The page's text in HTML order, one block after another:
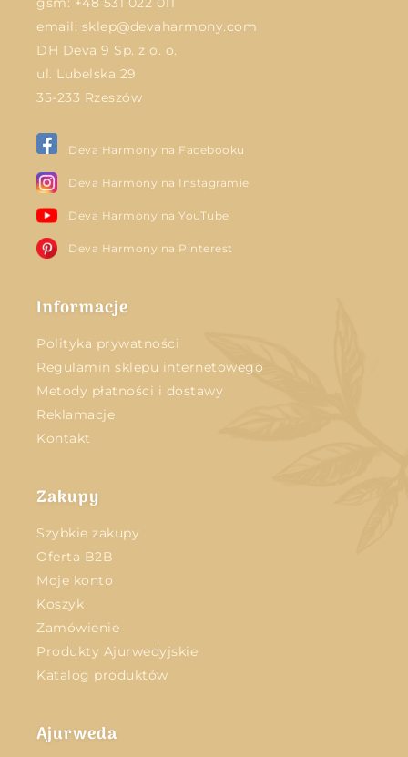
email: sklep@devaharmony.com
DH Deva 9 Sp. z o. o.
ul. Lubelska 29
35-233 Rzeszów
Deva Harmony na Facebooku
Deva Harmony na Instagramie
Deva Harmony na YouTube
Deva Harmony na Pinterest
Informacje
Polityka prywatności
Regulamin sklepu internetowego
Metody płatności i dostawy
Reklamacje
Kontakt
Zakupy
Szybkie zakupy
Oferta B2B
Moje konto
Koszyk
Zamówienie
Produkty Ajurwedyjskie
Katalog produktów
Ajurweda